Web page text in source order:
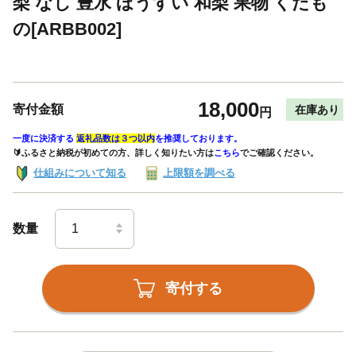
の[ARBB002]
寄付金額 18,000円 在庫あり
一度に決済する 返礼品数は３つ以内を推奨しております。
🔰ふるさと納税が初めての方、詳しく知りたい方はこちらでご確認ください。
仕組みについて知る 上限額を調べる
数量
寄付する